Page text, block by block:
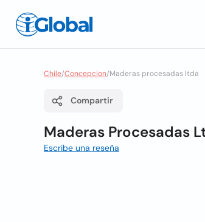
Chile/Concepcion/Maderas procesadas ltda
Compartir
Maderas Procesadas
Escribe una reseña